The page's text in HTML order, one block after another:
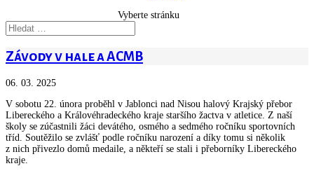
Vyberte stránku
Závody v hale a ACMB
06. 03. 2025
V sobotu 22. února proběhl v Jablonci nad Nisou halový Krajský přebor
Libereckého a Královéhradeckého kraje staršího žactva v atletice. Z naší
školy se zúčastnili žáci devátého, osmého a sedmého ročníku sportovních
tříd. Soutěžilo se zvlášť podle ročníku narození a díky tomu si několik
z nich přivezlo domů medaile, a někteří se stali i přeborníky Libereckého
kraje.